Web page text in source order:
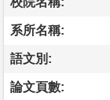
系所名稱:
語文別:
論文頁數: